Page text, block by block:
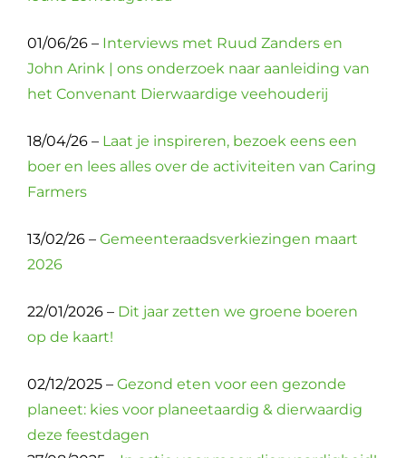
01/06/26 – Interviews met Ruud Zanders en
John Arink | ons onderzoek naar aanleiding van
het Convenant Dierwaardige veehouderij
18/04/26 – Laat je inspireren, bezoek eens een
boer en lees alles over de activiteiten van Caring
Farmers
13/02/26 – Gemeenteraadsverkiezingen maart
2026
22/01/2026 – Dit jaar zetten we groene boeren
op de kaart!
02/12/2025 – Gezond eten voor een gezonde
planeet: kies voor planeetaardig & dierwaardig
deze feestdagen